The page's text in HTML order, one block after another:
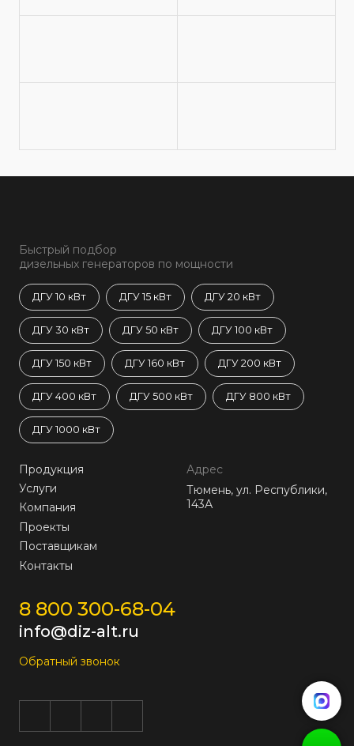
Быстрый подбор
дизельных генераторов по мощности
ДГУ 10 кВт ДГУ 15 кВт ДГУ 20 кВт
ДГУ 30 кВт ДГУ 50 кВт ДГУ 100 кВт
ДГУ 150 кВт ДГУ 160 кВт ДГУ 200 кВт
ДГУ 400 кВт ДГУ 500 кВт ДГУ 800 кВт
ДГУ 1000 кВт
Продукция
Услуги
Компания
Проекты
Поставщикам
Контакты
Адрес
Тюмень, ул. Республики,
143А
8 800 300-68-04
info@diz-alt.ru
Обратный звонок